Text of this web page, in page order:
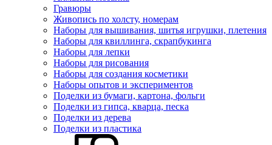
Гравюры
Живопись по холсту, номерам
Наборы для вышивания, шитья игрушки, плетения
Наборы для квиллинга, скрапбукинга
Наборы для лепки
Наборы для рисования
Наборы для создания косметики
Наборы опытов и экспериментов
Поделки из бумаги, картона, фольги
Поделки из гипса, кварца, песка
Поделки из дерева
Поделки из пластика